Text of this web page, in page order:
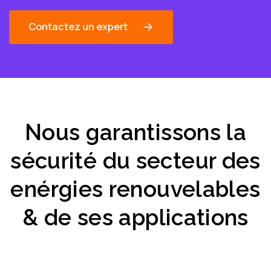
Contactez un expert
Nous garantissons la
sécurité du secteur des
enérgies renouvelables
& de ses applications